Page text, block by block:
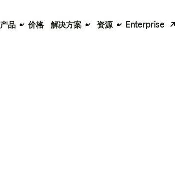
产品 价格 解决方案 资源 Enterprise